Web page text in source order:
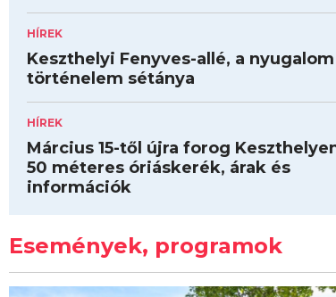
HÍREK
Keszthelyi Fenyves-allé, a nyugalom
történelem sétánya
HÍREK
Március 15-től újra forog
50 méteres óriáskerék, árak és
információk
Események, programok